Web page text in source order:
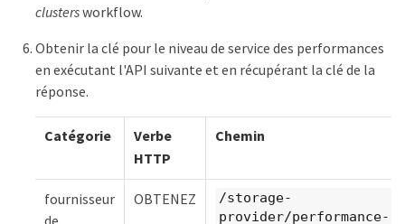
clustersworkflow.
Obtenir la clé pour le niveau de service des performances
en exécutant l'API suivante et en récupérant la clé de la
réponse.
Catégorie
Verbe
HTTP
Chemin
fournisseur
de
OBTENEZ
/storage-
provider/performance-